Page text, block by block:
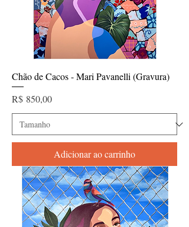
Chão de Cacos - Mari Pavanelli (Gravura)
Preço
R$ 850,00
Adicionar ao carrinho